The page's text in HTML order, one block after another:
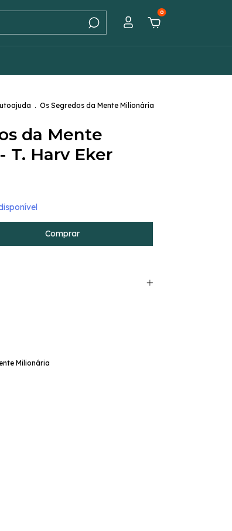
0
. Os Segredos da Mente Milionária
da Mente
T. Harv Eker
Milionária